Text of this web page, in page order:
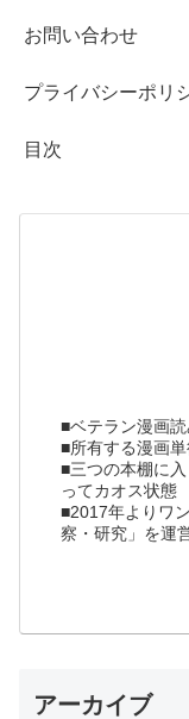
お問い合わせ
プライバシーポリ
目次
■ベテラン漫画読
■所有する漫画
■三つの本棚に
ってカオス状態
■2017年よりワ
察・研究」を運
アーカイブ